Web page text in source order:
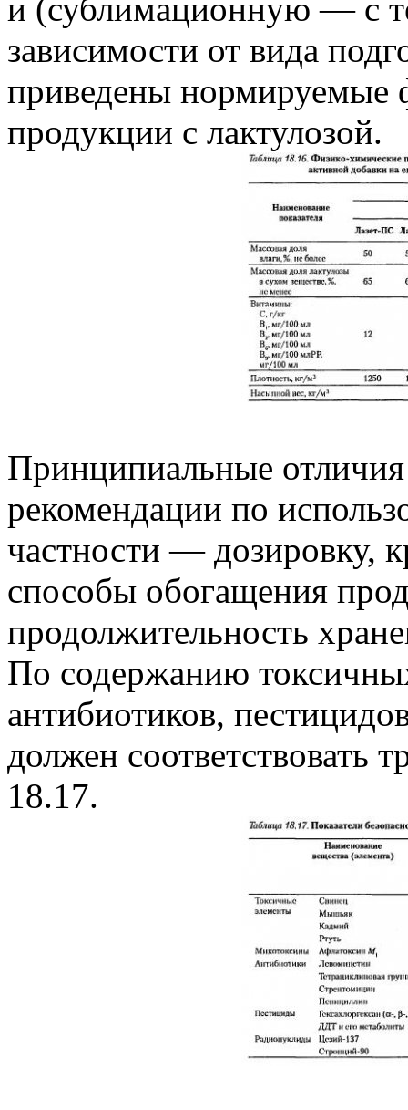
и (сублимационную — с
зависимости от вида
приведены нормируемые
продукции с лактулозой.
Принципиальные отличия
рекомендации по
частности — дозировку,
способы обогащения
продолжительность
По содержанию
антибиотиков,
должен соответствовать
18.17.